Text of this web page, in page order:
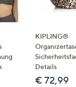
KIPLING®
Details
€ 72,99